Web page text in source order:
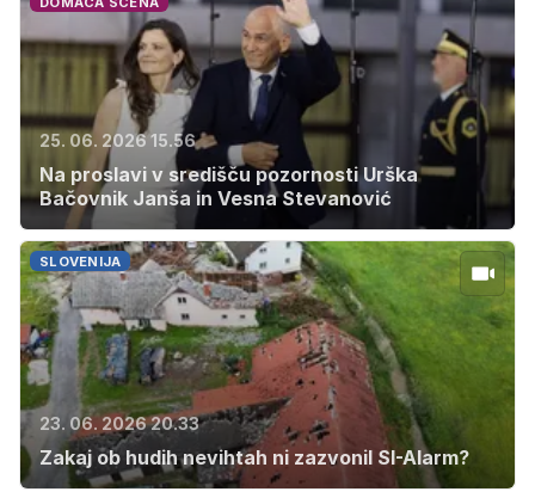
25. 06. 2026 15.56
Na proslavi v središču pozornosti Urška
Bačovnik Janša in Vesna Stevanović
SLOVENIJA
23. 06. 2026 20.33
Zakaj ob hudih nevihtah ni zazvonil SI-Alarm?